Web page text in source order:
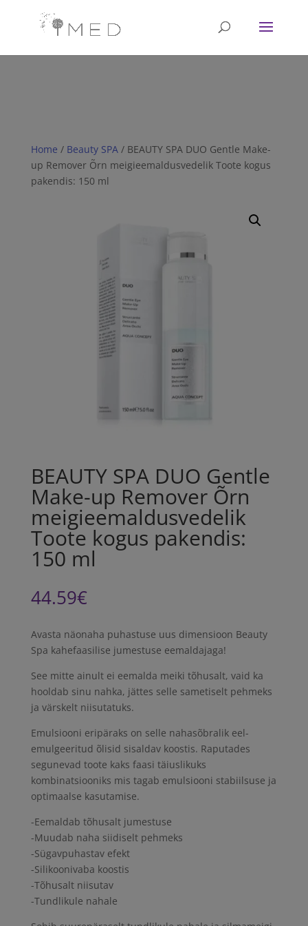
fbq('init', '<1751628081702672>'); fbq('track', 'PageView'); // Once
affirmative consent has been granted fbq('consent', 'grant');
Home / Beauty SPA/ BEAUTY SPA DUO Gentle Make-
up Remover Õrn meigieemaldusvedelik Toote kogus
pakendis: 150 ml
BEAUTY SPA DUO Gentle
Make-up Remover Õrn
meigieemaldusvedelik
Toote kogus pakendis:
150 ml
44.59€
Avasta näonaha puhastuse uus dimensioon Beauty
Spa kahefaasilise jumestuse eemaldajaga!
See mitte ainult ei eemalda meiki tõhusalt, vaid ka
hooldab sinu nahka, jättes selle sametiselt pehmeks
ja värskelt niisutatuks.
Emulsiooni eripäraks on selle nahasõbralik eel-
emulgeeritud õlisid sisaldav koostis. Raputades
segunevad toote kaks faasi täiuslikuks
kombinatsiooniks mis tagab emulsiooni stabiilsuse ja
optimaalse kasutamise.
-Eemaldab tõhusalt jumestuse
-Muudab naha siidiselt pehmeks
-Sügavpuhastav efekt
-Silikoonivaba koostis
-Tõhusalt niisutav
-Tundlikule nahale